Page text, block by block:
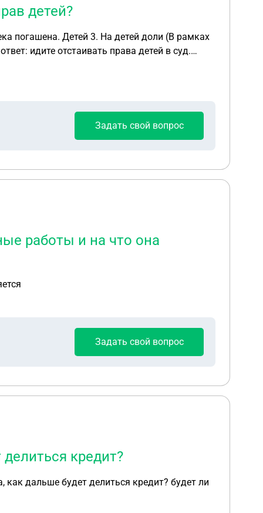
детей?
Задать свой вопрос
работы и на что она
Задать свой вопрос
кредит?
дальше будет делиться кредит? будет ли